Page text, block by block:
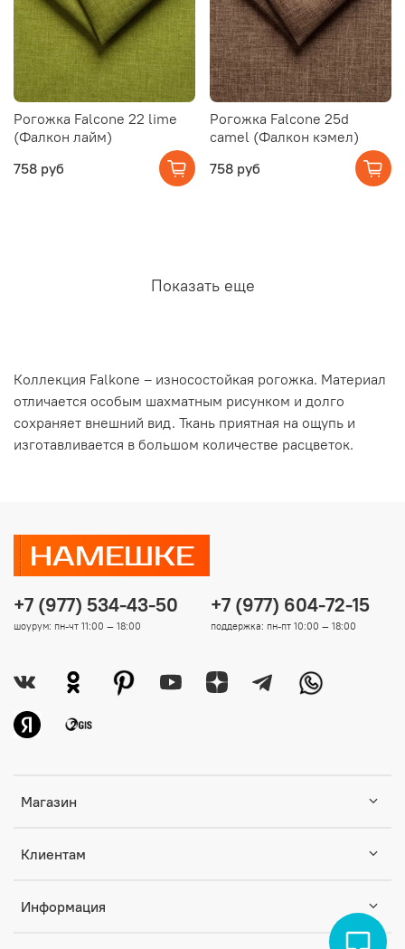
Рогожка Falcone 22 lime
(Фалкон лайм)
758 руб
Рогожка Falcone 25d
camel (Фалкон кэмел)
758 руб
Показать еще
Коллекция Falkone – износостойкая рогожка. Материал
отличается особым шахматным рисунком и долго
сохраняет внешний вид. Ткань приятная на ощупь и
изготавливается в большом количестве расцветок.
Магазин
Клиентам
Информация
+7 (977) 534-43-50
шоурум: пн-чт 11:00 — 18:00
+7 (977) 604-72-15
поддержка: пн-пт 10:00 — 18:00